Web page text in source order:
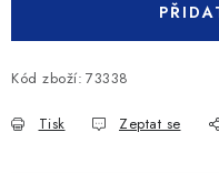
Kód zboží: 73338
Tisk Zeptat se